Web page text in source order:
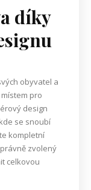
díky
obyvatel a
pro
design
se snoubí
kompletní
zvolený
celkovou